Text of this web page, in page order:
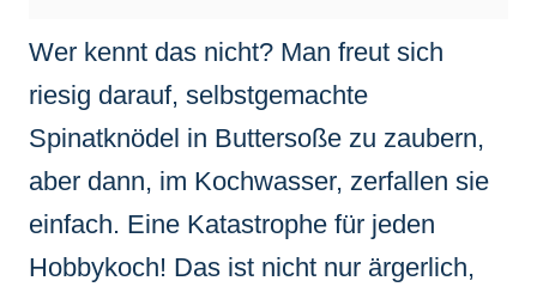
Wer kennt das nicht? Man freut sich
riesig darauf, selbstgemachte
Spinatknödel in Buttersoße zu zaubern,
aber dann, im Kochwasser, zerfallen sie
einfach. Eine Katastrophe für jeden
Hobbykoch! Das ist nicht nur ärgerlich,